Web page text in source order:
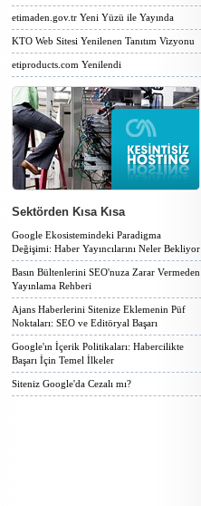
etimaden.gov.tr Yeni Yüzü ile Yayında
KTO Web Sitesi Yenilenen Tanıtım Vizyonu
etiproducts.com Yenilendi
Sektörden Kısa Kısa
Google Ekosistemindeki Paradigma
Değişimi: Haber Yayıncılarını Neler Bekliyor
Basın Bültenlerini SEO'nuza Zarar Vermeden
Yayınlama Rehberi
Ajans Haberlerini Sitenize Eklemenin Püf
Noktaları: SEO ve Editöryal Başarı
Google'ın İçerik Politikaları: Habercilikte
Başarı İçin Temel İlkeler
Siteniz Google'da Cezalı mı?